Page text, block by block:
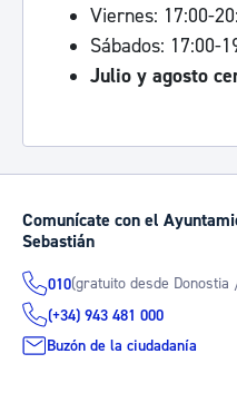
Viernes: 17:00-
Sábados: 17:00-
Julio y agosto
Comunícate con el
Sebastián
010(gratuito desde Donostia
(+34) 943 481 000
Buzón de la ciudadanía